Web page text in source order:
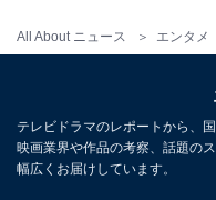
All About ニュース エンタメ
害する」という殺害予
化させたことで先の未
になっていく前兆が感
テレビドラマのレポートから、
映画業界や作品の考察、話題の
幅広くお届けしています。